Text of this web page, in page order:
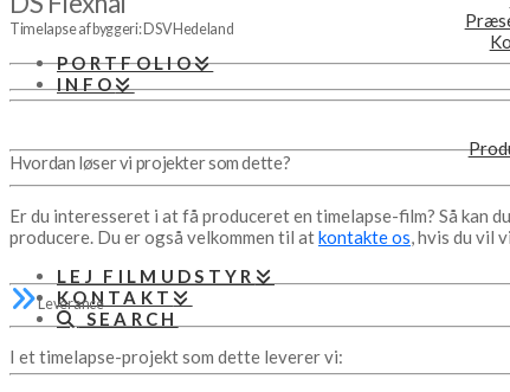
PORTFOLIO
INFO
LEJ FILMUDSTYR
KONTAKT
SEARCH
Timelapse af byggeri: DSV Hedeland
Hvordan løser vi projekter som dette?
Er du interesseret i at få produceret en timelapse-film? Så kan
producere. Du er også velkommen til atkontakte os, hvis du vil
Leverance
I et timelapse-projekt som dette leverer vi: